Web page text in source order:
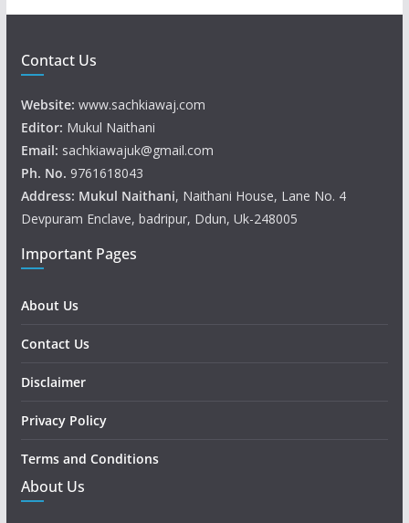
Contact Us
Website: www.sachkiawaj.com
Editor: Mukul Naithani
Email: sachkiawajuk@gmail.com
Ph. No. 9761618043
Address: Mukul Naithani, Naithani House, Lane No. 4
Devpuram Enclave, badripur, Ddun, Uk-248005
Important Pages
About Us
Contact Us
Disclaimer
Privacy Policy
Terms and Conditions
About Us